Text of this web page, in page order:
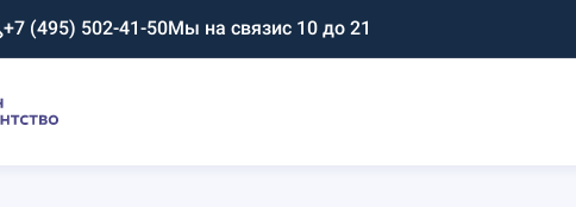
+7 (495) 502-41-50Мы на связис 10 до 21